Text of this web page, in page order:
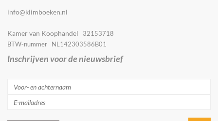
info@klimboeken.nl
Kamer van Koophandel 32153718
BTW-nummer NL142303586B01
Inschrijven voor de nieuwsbrief